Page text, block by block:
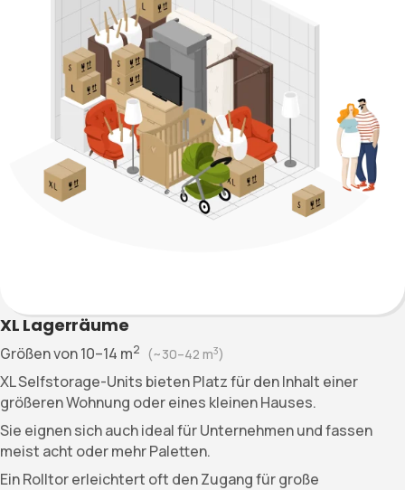
XL Lagerräume
Größen von10–14 m2 (~30–42 m3)
XL Selfstorage-Units bieten Platz für den Inhalt einer
größeren Wohnung oder eines kleinen Hauses.
Sie eignen sich auch ideal für Unternehmen und fassen
meist acht oder mehr Paletten.
Ein Rolltor erleichtert oft den Zugang für große